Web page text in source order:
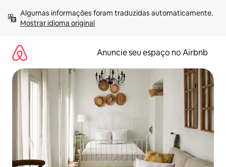
para
Mostrar idioma original
Anuncie seu espaço no Airbnb